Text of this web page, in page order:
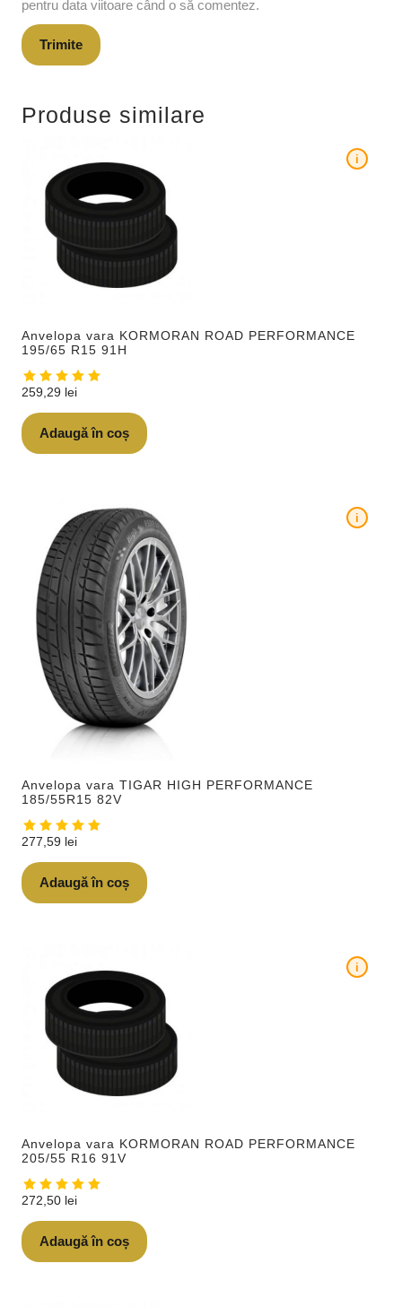
pentru data viitoare când o să comentez.
Produse similare
Anvelopa vara KORMORAN ROAD PERFORMANCE
195/65 R15 91H
i
259,29 lei
Adaugă în coș
Anvelopa vara TIGAR HIGH PERFORMANCE
185/55R15 82V
i
277,59 lei
Adaugă în coș
Anvelopa vara KORMORAN ROAD PERFORMANCE
205/55 R16 91V
i
272,50 lei
Adaugă în coș